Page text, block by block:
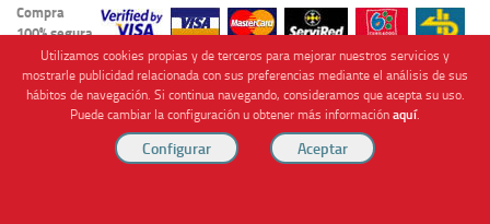
Compra
100% segura
Cofinanciado por
Utilizamos cookies propias y de terceros para mejorar nuestros servicios y
mostrarle publicidad relacionada con sus preferencias mediante el análisis de sus
hábitos de navegación. Si continua navegando, consideramos que acepta su uso.
Puede cambiar la configuración u obtener más informaciónaquí.